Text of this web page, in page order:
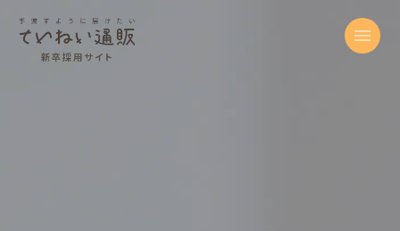
新卒採用サイト